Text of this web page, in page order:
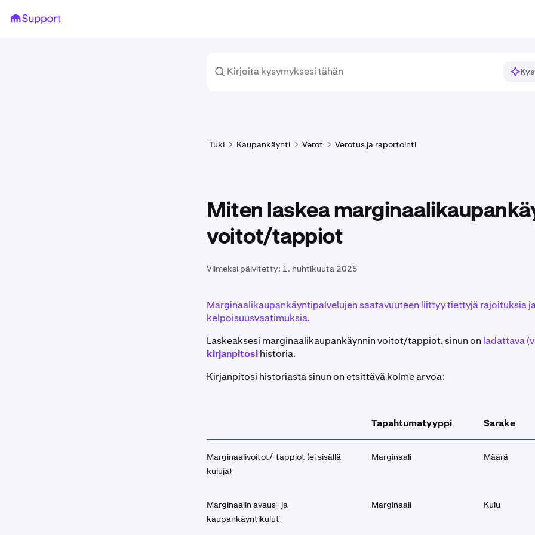
Tuki Kaupankäynti Verot Verotus ja raportointi
Miten laskea
voitot/tappiot
Viimeksi päivitetty: 1. huhtikuuta 2025
Marginaalikaupankäyntipalvelujen saatavuuteen liittyy tiettyjä rajoituksia
kelpoisuusvaatimuksia.
Laskeaksesi marginaalikaupankäynnin voitot/tappiot, sinun on ladattava
kirjanpitosihistoria.
Kirjanpitosi historiasta sinun on etsittävä kolme arvoa:
Tapahtumatyyppi Sarake
Marginaalivoitot/-tappiot (ei sisällä
kuluja)
Marginaali Määrä
Marginaalin avaus- ja
kaupankäyntikulut
Marginaali Kulu